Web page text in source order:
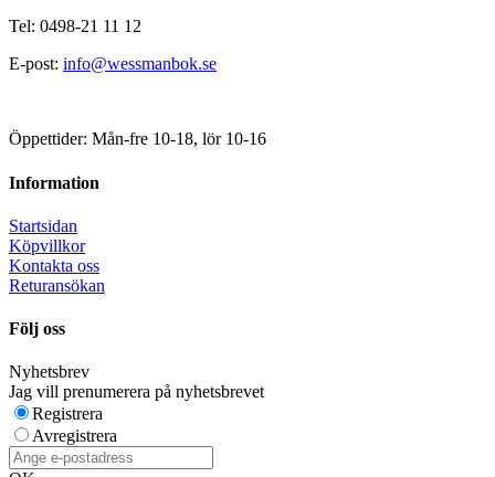
Tel: 0498-21 11 12
E-post: info@wessmanbok.se
Öppettider: Mån-fre 10-18, lör 10-16
Information
Startsidan
Köpvillkor
Kontakta oss
Returansökan
Följ oss
Nyhetsbrev
Jag vill prenumerera på nyhetsbrevet
Registrera
Avregistrera